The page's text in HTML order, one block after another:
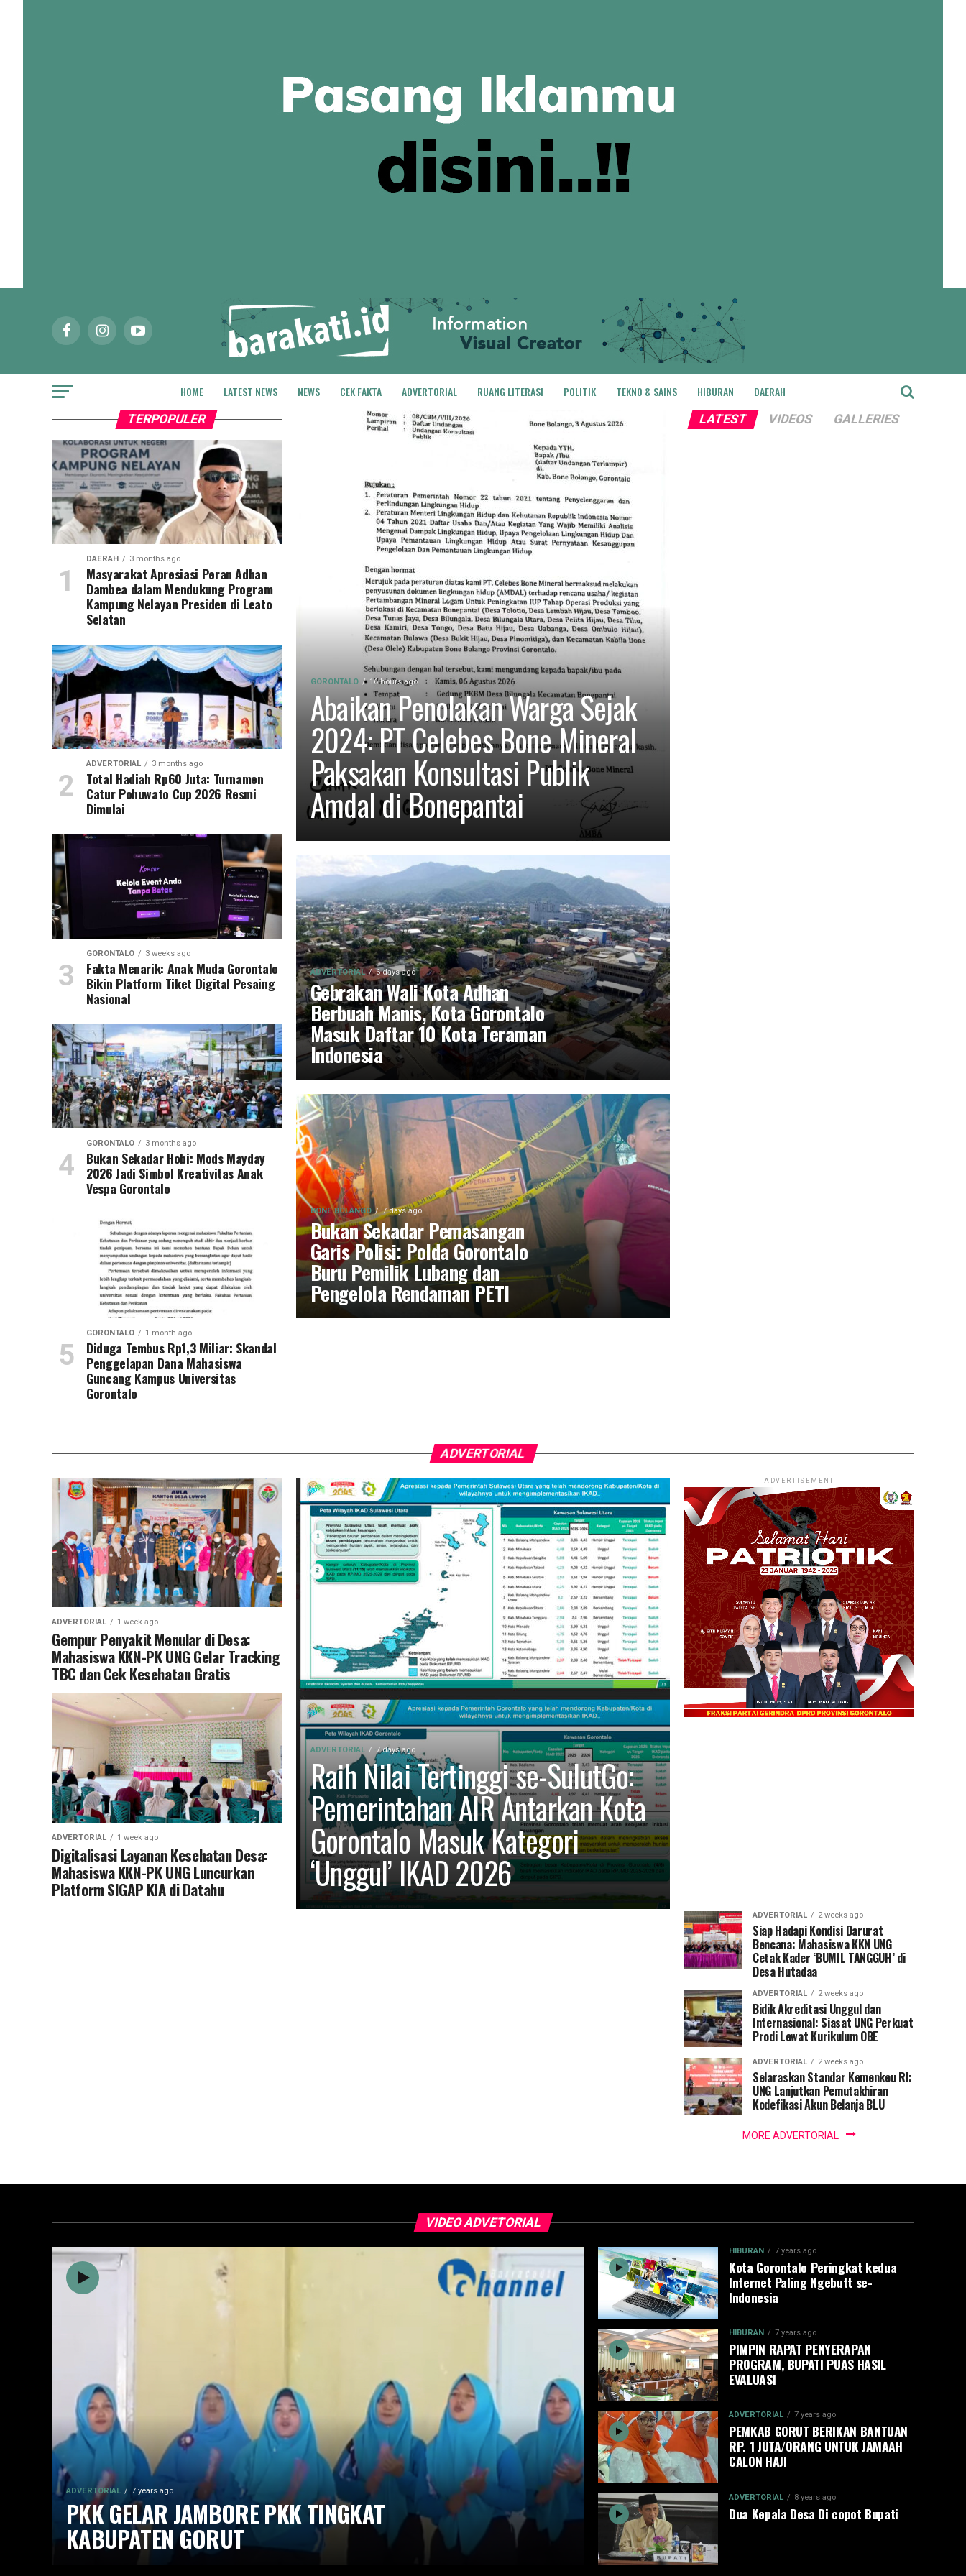
HOME LATEST NEWS NEWS CEK FAKTA ADVERTORIAL RUANG LITERASI POLITIK TEKNO & SAINS HIBURAN DAERAH
GORONTALO 16 hours ago
Abaikan Penolakan Warga Sejak
2024: PT Celebes Bone Mineral
Paksakan Konsultasi Publik
Amdal di Bonepantai
ADVERTORIAL 6 days ago
Gebrakan Wali Kota Adhan
Berbuah Manis, Kota Gorontalo
Masuk Daftar 10 Kota Teraman
Indonesia
BONE BOLANGO 7 days ago
Bukan Sekadar Pemasangan
Garis Polisi: Polda Gorontalo
Buru Pemilik Lubang dan
Pengelola Rendaman PETI
TERPOPULER
DAERAH 3 months ago
Masyarakat Apresiasi Peran Adhan
Dambea dalam Mendukung Program
Kampung Nelayan Presiden di Leato
Selatan
ADVERTORIAL 3 months ago
Total Hadiah Rp60 Juta: Turnamen
Catur Pohuwato Cup 2026 Resmi
Dimulai
GORONTALO 3 weeks ago
Fakta Menarik: Anak Muda Gorontalo
Bikin Platform Tiket Digital Pesaing
Nasional
GORONTALO 3 months ago
Bukan Sekadar Hobi: Mods Mayday
2026 Jadi Simbol Kreativitas Anak
Vespa Gorontalo
GORONTALO 1 month ago
Diduga Tembus Rp1,3 Miliar: Skandal
Penggelapan Dana Mahasiswa
Guncang Kampus Universitas
Gorontalo
LATEST VIDEOS GALLERIES
ADVERTORIAL
ADVERTORIAL 7 days ago
Raih Nilai Tertinggi se-SulutGo:
Pemerintahan AIR Antarkan Kota
Gorontalo Masuk Kategori
‘Unggul’ IKAD 2026
ADVERTORIAL 1 week ago
Gempur Penyakit Menular di Desa:
Mahasiswa KKN-PK UNG Gelar Tracking
TBC dan Cek Kesehatan Gratis
ADVERTORIAL 1 week ago
Digitalisasi Layanan Kesehatan Desa:
Mahasiswa KKN-PK UNG Luncurkan
Platform SIGAP KIA di Datahu
ADVERTISEMENT
ADVERTORIAL 2 weeks ago
Siap Hadapi Kondisi Darurat
Bencana: Mahasiswa KKN UNG
Cetak Kader ‘BUMIL TANGGUH’ di
Desa Hutadaa
ADVERTORIAL 2 weeks ago
Bidik Akreditasi Unggul dan
Internasional: Siasat UNG Perkuat
Prodi Lewat Kurikulum OBE
ADVERTORIAL 2 weeks ago
Selaraskan Standar Kemenkeu RI:
UNG Lanjutkan Pemutakhiran
Kodefikasi Akun Belanja BLU
MORE ADVERTORIAL
VIDEO ADVETORIAL
ADVERTORIAL 7 years ago
PKK GELAR JAMBORE PKK TINGKAT
KABUPATEN GORUT
HIBURAN 7 years ago
Kota Gorontalo Peringkat kedua
Internet Paling Ngebutt se-
Indonesia
HIBURAN 7 years ago
PIMPIN RAPAT PENYERAPAN
PROGRAM, BUPATI PUAS HASIL
EVALUASI
ADVERTORIAL 7 years ago
PEMKAB GORUT BERIKAN BANTUAN
RP. 1 JUTA/ORANG UNTUK JAMAAH
CALON HAJI
ADVERTORIAL 8 years ago
Dua Kepala Desa Di copot Bupati